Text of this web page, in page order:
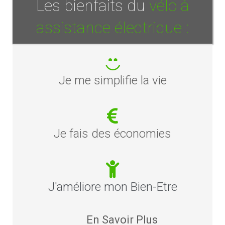
Les bienfaits du vélo à
assistance électrique :
Je me simplifie la vie
Je fais des économies
J'améliore mon Bien-Etre
En Savoir Plus